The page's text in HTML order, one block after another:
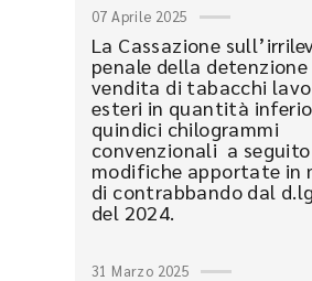
07 Aprile 2025
La Cassazione
penale della detenzione
vendita di tabacchi
esteri in quantità
quindici chilogrammi
convenzionali a
modifiche apportate in
di contrabbando dal
del 2024.
31 Marzo 2025